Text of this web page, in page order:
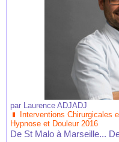
par Laurence ADJADJ
Interventions Chirurgicales
Hypnose et Douleur 2016
De St Malo à Marseille...